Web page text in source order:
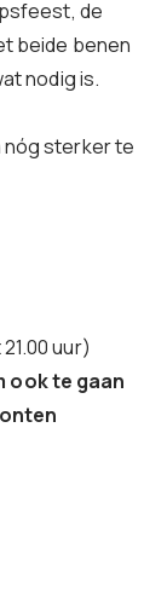
de
beide benen
nodig is.
nóg sterker te
uur)
ook te gaan